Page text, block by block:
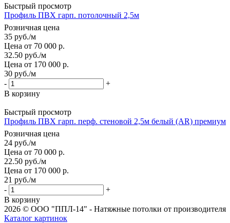
Быстрый просмотр
Профиль ПВХ гарп. потолочный 2,5м
Розничная цена
35 руб./м
Цена от 70 000 р.
32.50 руб./м
Цена от 170 000 р.
30 руб./м
-
+
В корзину
Быстрый просмотр
Профиль ПВХ гарп. перф. стеновой 2,5м белый (AR) премиум
Розничная цена
24 руб./м
Цена от 70 000 р.
22.50 руб./м
Цена от 170 000 р.
21 руб./м
-
+
В корзину
2026 © ООО "ППЛ-14" - Натяжные потолки от производителя
Каталог картинок